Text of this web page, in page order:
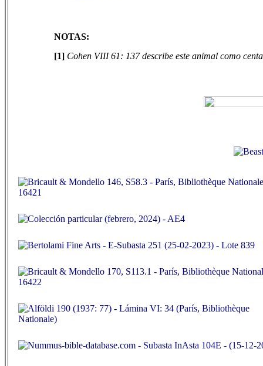
NOTAS:
[1] Cohen VIII 61: 137 describe este animal como